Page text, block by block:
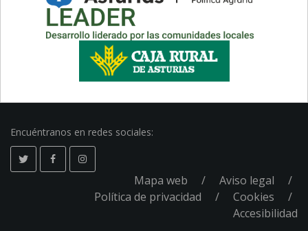
Encuéntranos en redes sociales:
Mapa web
Aviso legal
Política de privacidad
Cookies
Accesibilidad